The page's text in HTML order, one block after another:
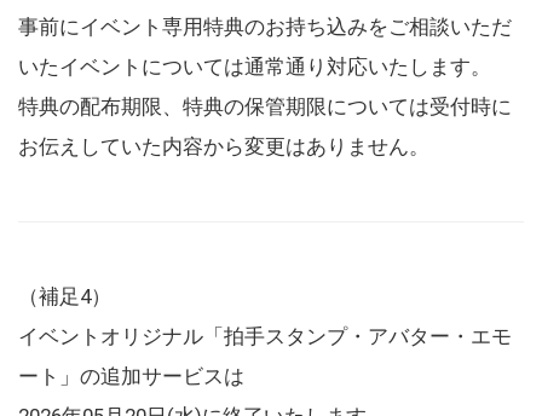
事前にイベント専用特典のお持ち込みをご相談いただ
いたイベントについては通常通り対応いたします。
特典の配布期限、特典の保管期限については受付時に
お伝えしていた内容から変更はありません。
（補足4）
イベントオリジナル「拍手スタンプ・アバター・エモ
ート」の追加サービスは